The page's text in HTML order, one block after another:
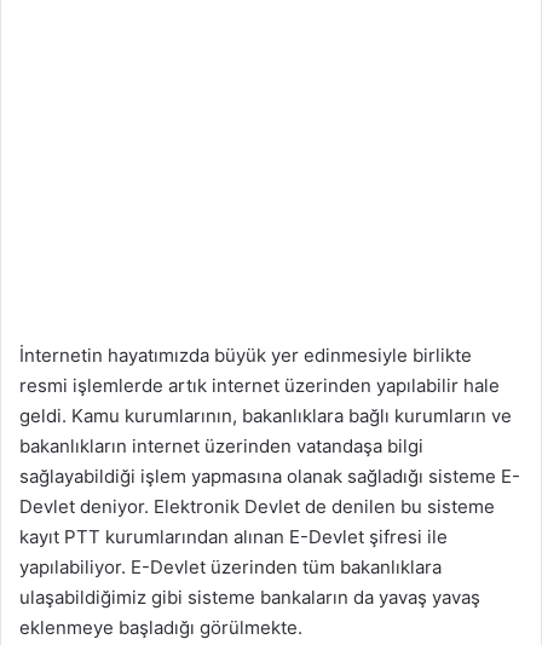
İnternetin hayatımızda büyük yer edinmesiyle birlikte
resmi işlemlerde artık internet üzerinden yapılabilir hale
geldi. Kamu kurumlarının, bakanlıklara bağlı kurumların ve
bakanlıkların internet üzerinden vatandaşa bilgi
sağlayabildiği işlem yapmasına olanak sağladığı sisteme E-
Devlet deniyor. Elektronik Devlet de denilen bu sisteme
kayıt PTT kurumlarından alınan E-Devlet şifresi ile
yapılabiliyor. E-Devlet üzerinden tüm bakanlıklara
ulaşabildiğimiz gibi sisteme bankaların da yavaş yavaş
eklenmeye başladığı görülmekte.